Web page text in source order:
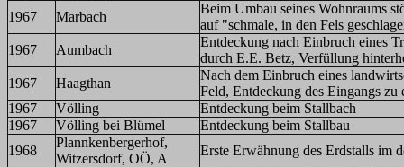
1967
Marbach
Beim Umbau seines Wohnraums
auf "schmale, in den Fels
1967
Aumbach
Entdeckung nach Einbruch eines
durch E.E. Betz, Verfüllung
1967
Haagthan
Nach dem Einbruch eines
Feld, Entdeckung des Eingangs zu
1967
Völling
Entdeckung beim Stallbach
1967
Völling bei Blümel
Entdeckung beim Stallbau
1968
Plannkenbergerhof,
Witzersdorf, OÖ, A
Erste Erwähnung des Erdstalls im